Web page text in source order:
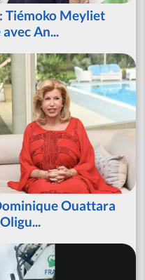
Tiémoko Meyliet
An...
Ouattara